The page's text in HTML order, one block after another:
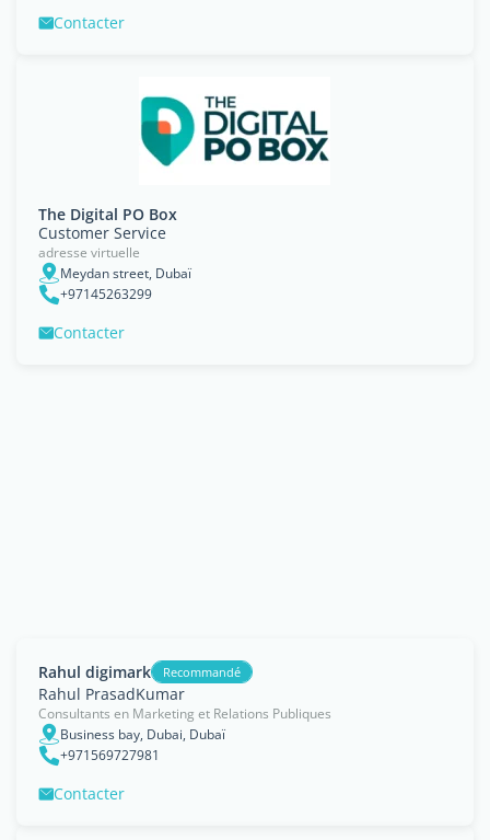
Contacter
The Digital PO Box
Customer Service
adresse virtuelle
Meydan street, Dubaï
+97145263299
Contacter
Rahul digimark Recommandé
Rahul PrasadKumar
Consultants en Marketing et Relations Publiques
Business bay, Dubai, Dubaï
+971569727981
Contacter